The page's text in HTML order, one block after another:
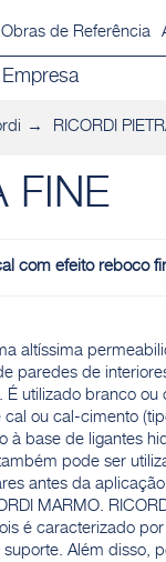
Obras de Referência
Empresa
RICORDI
FINE
com efeito reboco
altíssima
paredes de
utilizado branco ou
ou cal-cimento
à base de ligantes
pode ser
antes da
MARMO.
é caracterizado
Além disso,